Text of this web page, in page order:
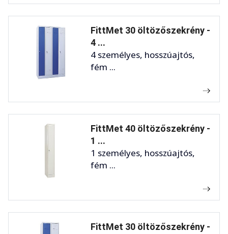
FittMet 30 öltözőszekrény -
4 ...
4 személyes, hosszúajtós,
fém ...
FittMet 40 öltözőszekrény -
1 ...
1 személyes, hosszúajtós,
fém ...
FittMet 30 öltözőszekrény -